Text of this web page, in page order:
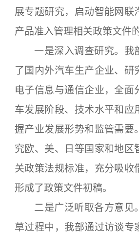
展专题研究，启动智能网联
产品准入管理相关政策文件
一是深入调查研究。我
了国内外汽车生产企业、研
电子信息与通信企业，全面
车发展阶段、技术水平和应
握产业发展形势和监管需要
究欧、美、日等国家和地区
关政策法规标准，充分吸收
形成了政策文件初稿。
二是广泛听取各方意见
草过程中，我部通过访谈专